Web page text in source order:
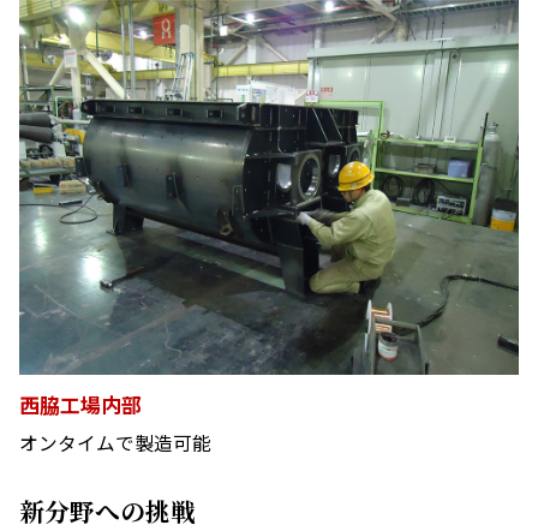
西脇工場内部
オンタイムで製造可能
新分野への挑戦